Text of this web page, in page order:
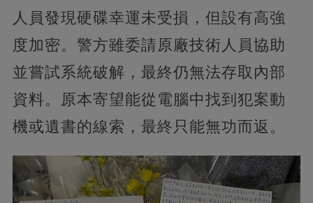
人員發現硬碟幸運未受損，但設有高強
度加密。警方雖委請原廠技術人員協助
並嘗試系統破解，最終仍無法存取內部
資料。原本寄望能從電腦中找到犯案動
機或遺書的線索，最終只能無功而返。